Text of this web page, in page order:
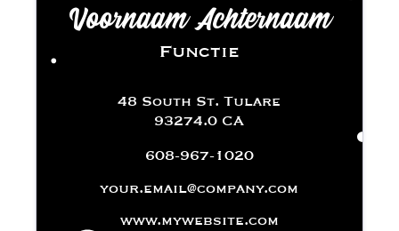
www.mywebsite.com
your.email@company.com
608-967-1020
48 South St. Tulare
93274.0 CA
Voornaam Achternaam
Functie